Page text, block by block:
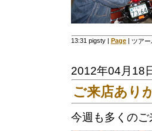
13:31 pigsty | Page | ツア
2012年04月18
ご来店あり
今週も多くの